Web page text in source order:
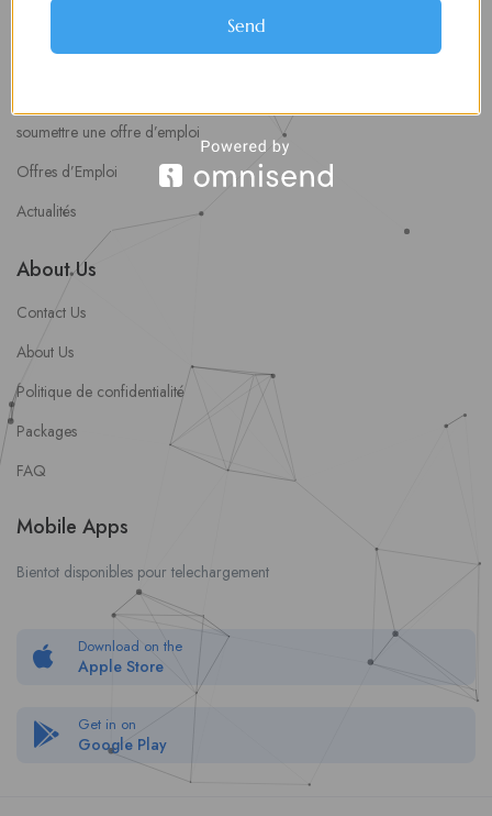
Espace Employeurs
Parcourirs les employeurs
soumettre une offre d’emploi
Offres d’Emploi
Actualités
About Us
Contact Us
About Us
Politique de confidentialité
Packages
FAQ
Mobile Apps
Bientot disponibles pour telechargement
Download on the
Apple Store
Get in on
Google Play
Send